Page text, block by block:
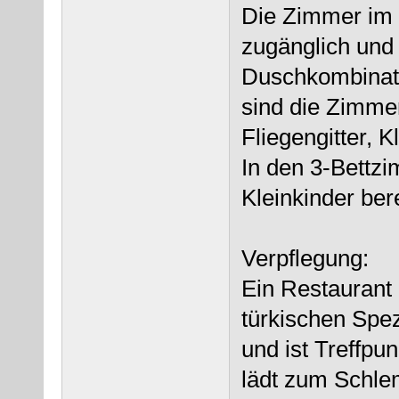
Die Zimmer
zugänglich
sind die
Fliegengitter,
In den 3-
Kleinkinder
Verpflegung:
Ein
türkischen
und ist
lädt zum